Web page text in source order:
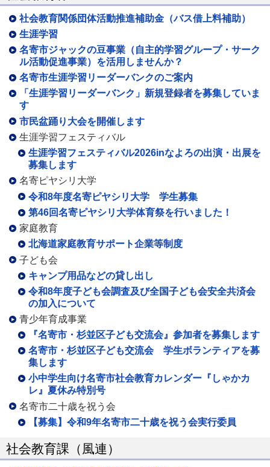
社会教育関係団体活動推進補助金（バス借上料補助）
生涯学習
名寄市ジャックの豆事業（自主的学習グループ・サーク
ル活動促進事業）を活用しませんか？
名寄市生涯学習リーダーバンクのご案内
「生涯学習リーダーバンク」新規登録者を募集していま
す
市民盆踊り大会を開催します
生涯学習フェスティバル
生涯学習フェスティバル2026inなよろの出演・出展を
募集します
名寄ピヤシリ大学
令和8年度名寄ピヤシリ大学 学生募集
第46回名寄ピヤシリ大学体育祭を行いました！
家庭教育
北海道家庭教育サポート企業等制度
子ども会
キャンプ用品などの貸し出し
令和8年度子ども会調査及び全国子ども会安全共済会
の加入について
青少年育成事業
『名寄市・杉並区子ども交流会』参加者を募集します
名寄市・杉並区子ども交流会 学生ボランティアを募
集します
小中学生向け名寄市社会教育カレンダー『しゃかカ
レ』夏休み特別号
名寄市二十歳を祝う会
【募集】令和9年名寄市二十歳を祝う会実行委員
社会教育課（風連）